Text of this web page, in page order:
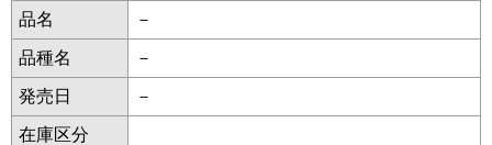
品名 －
品種名 －
発売日 －
在庫区分